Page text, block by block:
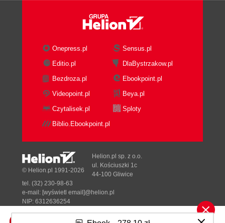
Onepress.pl
Sensus.pl
Editio.pl
DlaBystrzakow.pl
Bezdroza.pl
Ebookpoint.pl
Videopoint.pl
Beya.pl
Czytalisek.pl
Sploty
Biblio.Ebookpoint.pl
© Helion.pl 1991-2026
Helion.pl sp. z o.o.
ul. Kościuszki 1c
44-100 Gliwice
tel. (32) 230-98-63
e-mail: [wyświetl email]@helion.pl
NIP: 6312636254